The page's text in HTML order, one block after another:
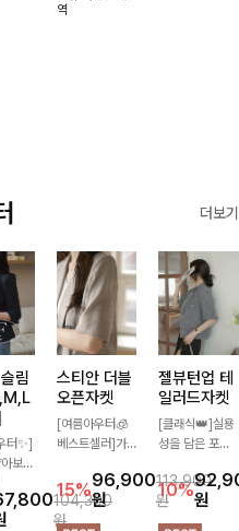
반팔 티셔츠에
역
더보기
림
터✨]
보이
슬
하고
로
104,300
원
스티안 더블
오픈자켓
[여름아우터🧊
베스트셀러]가
멋스러운 무드가
살아나는 썸머
오픈자켓✨ 백
15%96,900
원
113,900
원
젤뷰턴업 테
일러드자켓
[클래식👑]실용
성을 담은 포켓
턴업 디테일로
멋을 더했으며
유연한 소재로
10%원